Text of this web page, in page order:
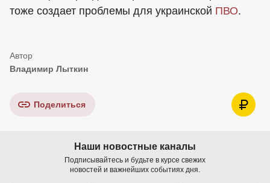
тоже создает проблемы для украинской ПВО.
Владимир Лыткин
Поделиться
Наши новостные каналы
Подписывайтесь и будьте в курсе свежих
новостей и важнейших событиях дня.